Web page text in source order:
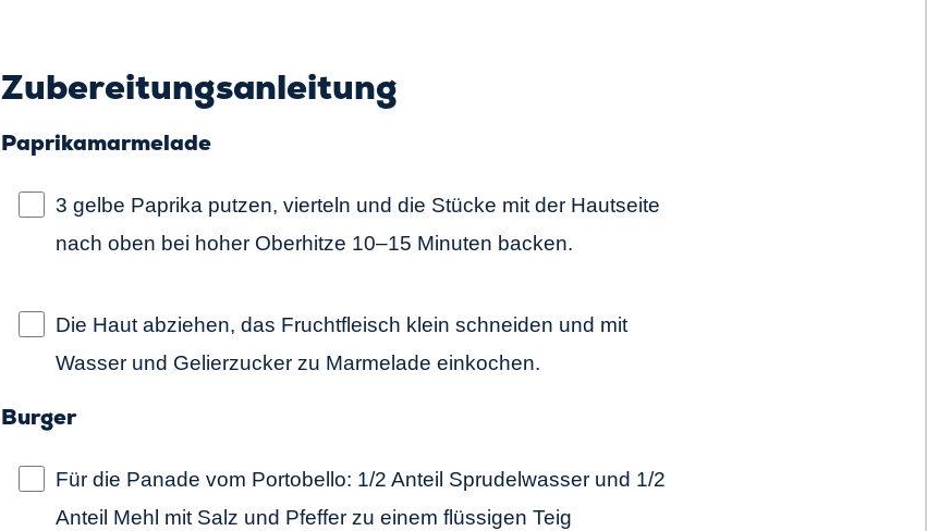
Zubereitungsanleitung
Paprikamarmelade
3 gelbe Paprika putzen, vierteln und die Stücke mit der Hautseite
nach oben bei hoher Oberhitze 10–15 Minuten backen.
Die Haut abziehen, das Fruchtfleisch klein schneiden und mit
Wasser und Gelierzucker zu Marmelade einkochen.
Burger
Für die Panade vom Portobello: 1/2 Anteil Sprudelwasser und 1/2
Anteil Mehl mit Salz und Pfeffer zu einem flüssigen Teig